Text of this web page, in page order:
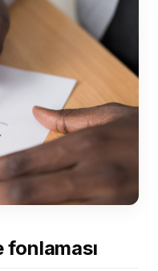
fonlaması